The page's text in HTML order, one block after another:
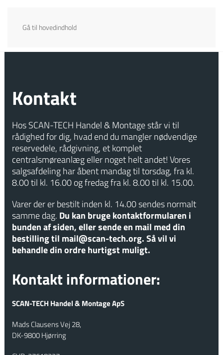
Gå til hovedindhold
Kontakt
Hos SCAN-TECH Handel & Montage står vi til
rådighed for dig, hvad end du mangler nødvendige
reservedele, rådgivning, et komplet
centralsmøreanlæg eller noget helt andet! Vores
salgsafdeling har åbent mandag til torsdag, fra kl.
8.00 til kl. 16.00 og fredag fra kl. 8.00 til kl. 15.00. ​
Varer der er bestilt inden kl. 14.00 sendes normalt
samme dag. Du kan bruge kontaktformularen i
bunden af siden, eller sende en mail med din
bestilling til mail@scan-tech.org.Så vil vi
behandle din ordre hurtigst muligt.
Kontakt informationer:
SCAN-TECH Handel & Montage ApS
Mads Clausens Vej 28,
​DK-9800 Hjørring